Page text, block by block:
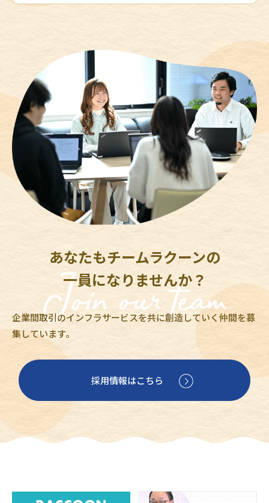
あなたもチームラクーンの
一員になりませんか？
企業間取引のインフラサービスを共に創造していく仲間を募
集しています。
採用情報はこちら